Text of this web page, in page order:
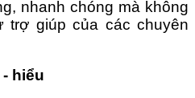
nhanh chóng mà không
trợ giúp của các chuyên
hiểu